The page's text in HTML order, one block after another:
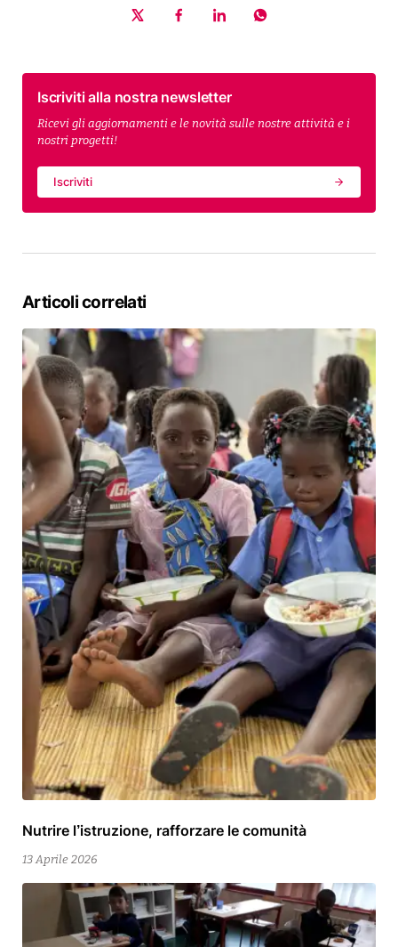
Iscriviti alla nostra newsletter
Ricevi gli aggiornamenti e le novità sulle nostre attività e i
nostri progetti!
Iscriviti
Articoli correlati
Nutrire l’istruzione, rafforzare le comunità
13 Aprile 2026
12
Maggio